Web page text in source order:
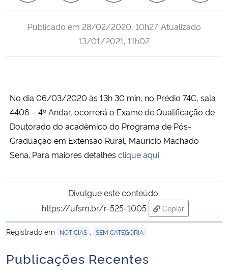
Ministério do Meio Ambiente
Ministério do Turismo
Controladoria-Geral da União
Ministério da Mulher, da Família e dos Direitos Humanos
Publicado em 28/02/2020, 10h27. Atualizado
13/01/2021, 11h02
No dia 06/03/2020 às 13h 30 min, no Prédio 74C, sala
4406 – 4º Andar, ocorrerá o Exame de Qualificação de
Doutorado do acadêmico do Programa de Pós-
Graduação em Extensão Rural, Maurício Machado
Sena. Para maiores detalhesclique aqui.
Divulgue este conteúdo:
https://ufsm.br/r-525-1005
Copiar
para área de
Registrado em
NOTÍCIAS SEM CATEGORIA
Publicações Recentes